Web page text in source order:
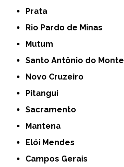
Prata
Rio Pardo de Minas
Mutum
Santo Antônio do Monte
Novo Cruzeiro
Pitangui
Sacramento
Mantena
Elói Mendes
Campos Gerais